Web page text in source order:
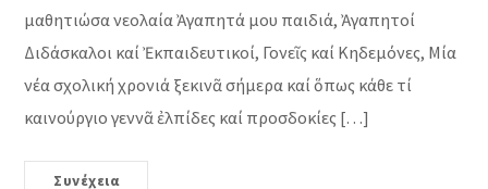
μαθητιώσα νεολαία Ἀγαπητά μου παιδιά, Ἀγαπητοί
Διδάσκαλοι καί Ἐκπαιδευτικοί, Γονεῖς καί Κηδεμόνες, Μία
νέα σχολική χρονιά ξεκινᾶ σήμερα καί ὅπως κάθε τί
καινούργιο γεννᾶ ἐλπίδες καί προσδοκίες […]
Συνέχεια